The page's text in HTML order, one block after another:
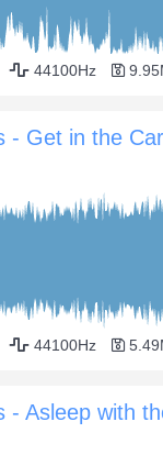
44100Hz
- Get in the
44100Hz
- Asleep with